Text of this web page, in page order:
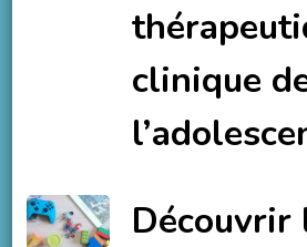
clinique
Découvrir